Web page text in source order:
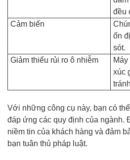
đều
Cảm biến
ổn
sót.
Giảm thiểu rủi ro ô nhiễm
xúc
Với những công cụ này, bạn có
đáp ứng các quy định của ngành.
niềm tin của khách hàng và đảm
bạn tuân thủ pháp luật.